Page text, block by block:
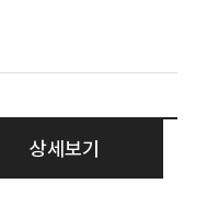
상세보기